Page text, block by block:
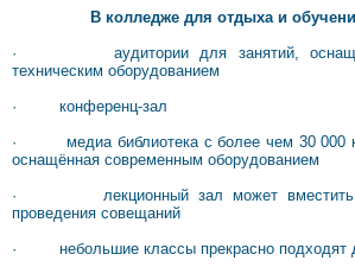
В колледже для отдыха и
· аудитории для занятий,
техническим оборудованием
· конференц-зал
· медиа библиотека с более чем 30 000
оснащённая современным оборудованием
· лекционный зал может вместить
проведения совещаний
· небольшие классы прекрасно подходят